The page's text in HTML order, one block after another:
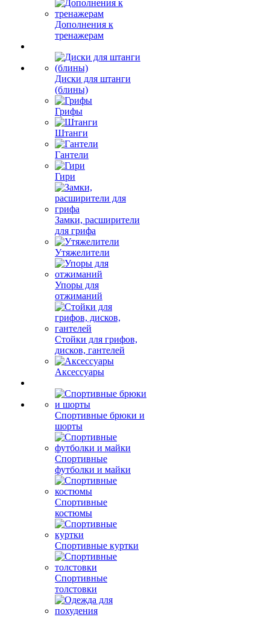
Дополнения к
тренажерам
Диски для штанги
(блины)
Грифы
Штанги
Гантели
Гири
Замки, расширители
для грифа
Утяжелители
Упоры для
отжиманий
Стойки для грифов,
дисков, гантелей
Аксессуары
Спортивные брюки и
шорты
Спортивные
футболки и майки
Спортивные
костюмы
Спортивные куртки
Спортивные
толстовки